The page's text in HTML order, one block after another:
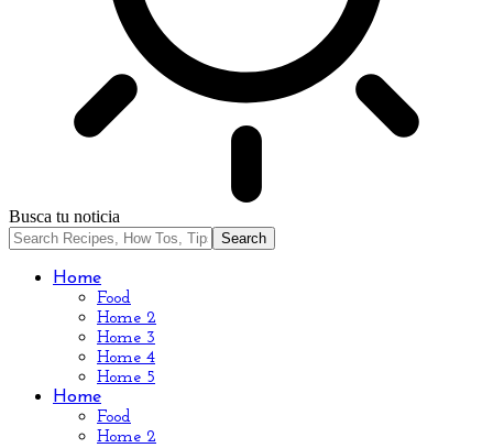
Busca tu noticia
Home
Food
Home 2
Home 3
Home 4
Home 5
Home
Food
Home 2